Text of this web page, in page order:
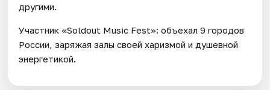
другими.
Участник «Soldout Music Fest»: объехал 9 городов
России, заряжая залы своей харизмой и душевной
энергетикой.